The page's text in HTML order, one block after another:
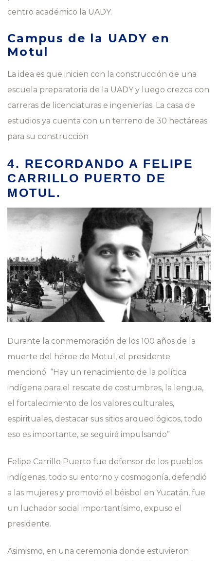
centro académico la UADY.
Campus de la UADY en
Motul
La idea es que inicien con la construcción de una
escuela preparatoria de la UADY y luego crezca con
carreras de licenciaturas e ingenierías. La casa de
estudios ya cuenta con un terreno de 30 hectáreas
para su construcción
4. RECORDANDO A FELIPE
CARRILLO PUERTO DE
MOTUL.
Durante la conmemoración de los 100 años de la
muerte del héroe de Motul, el presidente
mencionó “Hay un renacimiento de la política
indígena para el rescate de costumbres, la lengua,
el fortalecimiento de los valores culturales,
espirituales, destacar sus sitios arqueológicos, todo
eso es importante, se seguirá impulsando”
Felipe Carrillo Puerto fue defensor de los pueblos
indígenas, todo su entorno y cosmogonía, defendió
a las mujeres y promovió el béisbol en Yucatán, fue
un luchador social importantísimo, expuso el
presidente.
Asimismo, en una ceremonia donde estuvieron